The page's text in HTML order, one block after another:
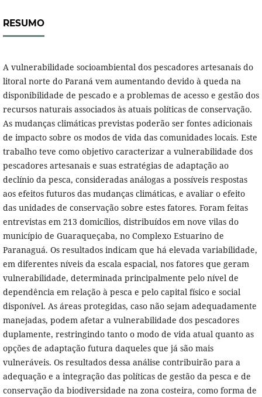
RESUMO
A vulnerabilidade socioambiental dos pescadores artesanais do
litoral norte do Paraná vem aumentando devido à queda na
disponibilidade de pescado e a problemas de acesso e gestão dos
recursos naturais associados às atuais políticas de conservação.
As mudanças climáticas previstas poderão ser fontes adicionais
de impacto sobre os modos de vida das comunidades locais. Este
trabalho teve como objetivo caracterizar a vulnerabilidade dos
pescadores artesanais e suas estratégias de adaptação ao
declínio da pesca, consideradas análogas a possíveis respostas
aos efeitos futuros das mudanças climáticas, e avaliar o efeito
das unidades de conservação sobre estes fatores. Foram feitas
entrevistas em 213 domicílios, distribuídos em nove vilas do
município de Guaraqueçaba, no Complexo Estuarino de
Paranaguá. Os resultados indicam que há elevada variabilidade,
em diferentes níveis da escala espacial, nos fatores que geram
vulnerabilidade, determinada principalmente pelo nível de
dependência em relação à pesca e pelo capital físico e social
disponível. As áreas protegidas, caso não sejam adequadamente
manejadas, podem afetar a vulnerabilidade dos pescadores
duplamente, restringindo tanto o modo de vida atual quanto as
opções de adaptação futura daqueles que já são mais
vulneráveis. Os resultados dessa análise contribuirão para a
adequação e a integração das políticas de gestão da pesca e de
conservação da biodiversidade na zona costeira, como forma de